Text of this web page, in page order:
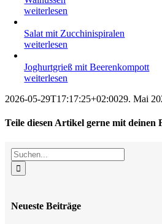
weiterlesen
Salat mit Zucchinispiralen
weiterlesen
Joghurtgrieß mit Beerenkompott
weiterlesen
2026-05-29T17:17:25+02:0029. Mai
Teile diesen Artikel gerne mit deinen
Facebook
XReddit
LinkedIn
WhatsApp
Tumblr
Pinterest
Vk
E-
Mail
Suche
nach:
Neueste Beiträge